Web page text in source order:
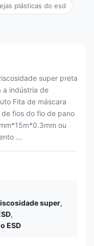
plásticas do esd
super preta
a indústria de
Fita de máscara
fios do fio de pano
ou
...
super,
,
ESD